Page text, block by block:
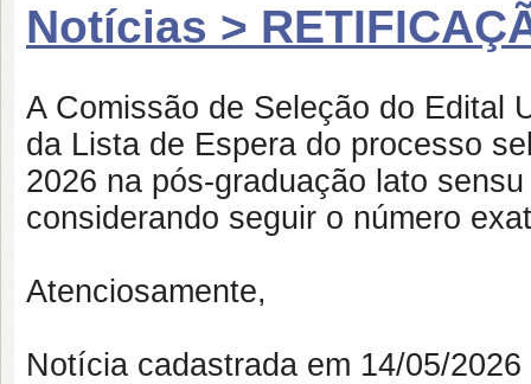
Notícias >
A Comissão de Seleção do Edital
da Lista de Espera do processo
2026 na pós-graduação lato
considerando seguir o número
Atenciosamente,
Notícia cadastrada em 14/05/